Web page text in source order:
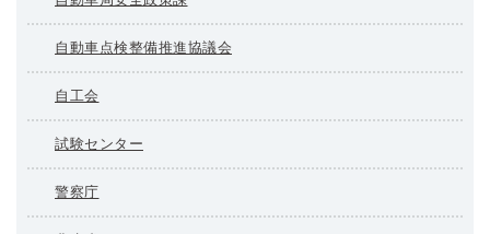
自動車点検整備推進協議会
自工会
試験センター
警察庁